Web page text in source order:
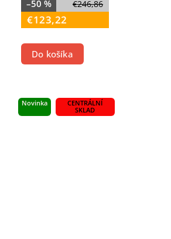
€246,86
–50 %
€123,22
Do košíka
Novinka
CENTRÁLNÍ
SKLAD